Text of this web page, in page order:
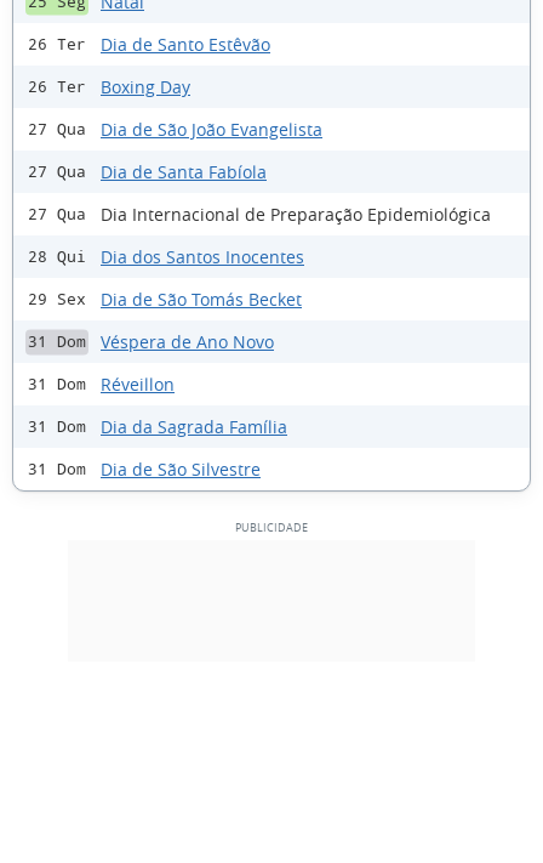
26 Ter Dia de Santo Estêvão
26 Ter Boxing Day
27 Qua Dia de São João Evangelista
27 Qua Dia de Santa Fabíola
27 Qua Dia Internacional de Preparação Epidemiológica
28 Qui Dia dos Santos Inocentes
29 Sex Dia de São Tomás Becket
31 Dom Véspera de Ano Novo
31 Dom Réveillon
31 Dom Dia da Sagrada Família
31 Dom Dia de São Silvestre